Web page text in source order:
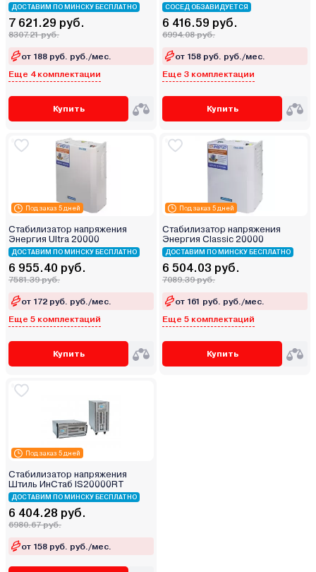
ДОСТАВИМ ПО МИНСКУ БЕСПЛАТНО
7 621.29 руб.
8307.21 руб.
от 188 руб. руб./мес.
Еще 4 комплектации
Купить
СОСЕД ОБЗАВИДУЕТСЯ
6 416.59 руб.
6994.08 руб.
от 158 руб. руб./мес.
Еще 3 комплектации
Купить
Под заказ 5 дней
Стабилизатор напряжения
Энергия Ultra 20000
ДОСТАВИМ ПО МИНСКУ БЕСПЛАТНО
6 955.40 руб.
7581.39 руб.
от 172 руб. руб./мес.
Еще 5 комплектаций
Купить
Под заказ 5 дней
Стабилизатор напряжения
Энергия Classic 20000
ДОСТАВИМ ПО МИНСКУ БЕСПЛАТНО
6 504.03 руб.
7089.39 руб.
от 161 руб. руб./мес.
Еще 5 комплектаций
Купить
Под заказ 5 дней
Стабилизатор напряжения
Штиль ИнСтаб IS20000RT
ДОСТАВИМ ПО МИНСКУ БЕСПЛАТНО
6 404.28 руб.
6980.67 руб.
от 158 руб. руб./мес.